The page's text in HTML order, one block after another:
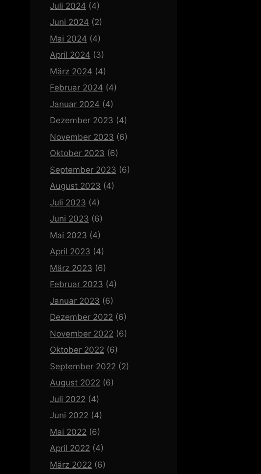
Juli 2024 (4)
Juni 2024 (2)
Mai 2024 (4)
April 2024 (3)
März 2024 (4)
Februar 2024 (4)
Januar 2024 (4)
Dezember 2023 (4)
November 2023 (6)
Oktober 2023 (6)
September 2023 (6)
August 2023 (4)
Juli 2023 (4)
Juni 2023 (6)
Mai 2023 (4)
April 2023 (4)
März 2023 (6)
Februar 2023 (4)
Januar 2023 (6)
Dezember 2022 (6)
November 2022 (6)
Oktober 2022 (6)
September 2022 (2)
August 2022 (6)
Juli 2022 (4)
Juni 2022 (4)
Mai 2022 (6)
April 2022 (4)
März 2022 (6)